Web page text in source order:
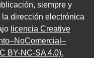
siempre y
dirección electrónica
licencia Creative
BY-NC-SA 4.0).